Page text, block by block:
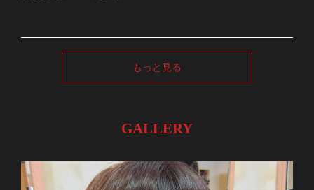
もっと見る
GALLERY